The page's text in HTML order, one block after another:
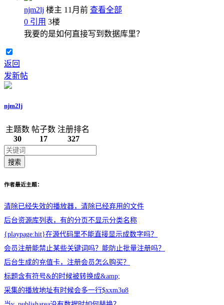
njm2lj 楼主 11月前 查看全部
0 引用 3楼
我要的是如何直接写到数据库里？
返回
发新帖
njm2lj
主题数
30
帖子数
17
注册排名
327
搜索
作者最近主题：
清除已经失效的播放器，清除已经弃用的文件
后台资源库列表，有的分页不显示分类名称
{playpage:hit}在源代码里不能直接显示成数字吗？
会员注册能禁止某些关键词吗？能防止批量注册吗？
后台生成的充值卡，注册会员怎么购买？
标题含有符号&的时候被转换成&amp;
采集的播放地址有时候会多一行$xxm3u8